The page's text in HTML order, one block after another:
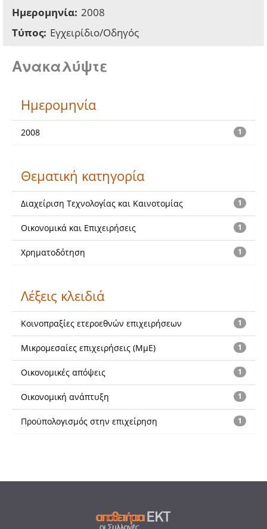
Ημερομηνία: 2008
Τύπος: Εγχειρίδιο/Οδηγός
Ανακαλύψτε
Ημερομηνία
1
2008
Θεματική κατηγορία
1
Διαχείριση Τεχνολογίας και Καινοτομίας
1
Οικονομικά και Επιχειρήσεις
1
Χρηματοδότηση
Λέξεις κλειδιά
1
Κοινοπραξίες ετεροεθνών επιχειρήσεων
1
Μικρομεσαίες επιχειρήσεις (ΜμΕ)
1
Οικονομικές απόψεις
1
Οικονομική ανάπτυξη
1
Προϋπολογισμός στην επιχείρηση